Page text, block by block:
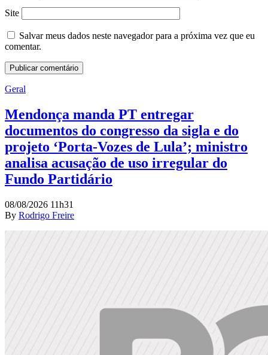
Site
Salvar meus dados neste navegador para a próxima vez que eu
comentar.
Geral
Mendonça manda PT entregar
documentos do congresso da sigla e do
projeto ‘Porta-Vozes de Lula’; ministro
analisa acusação de uso irregular do
Fundo Partidário
08/08/2026 11h31
By Rodrigo Freire